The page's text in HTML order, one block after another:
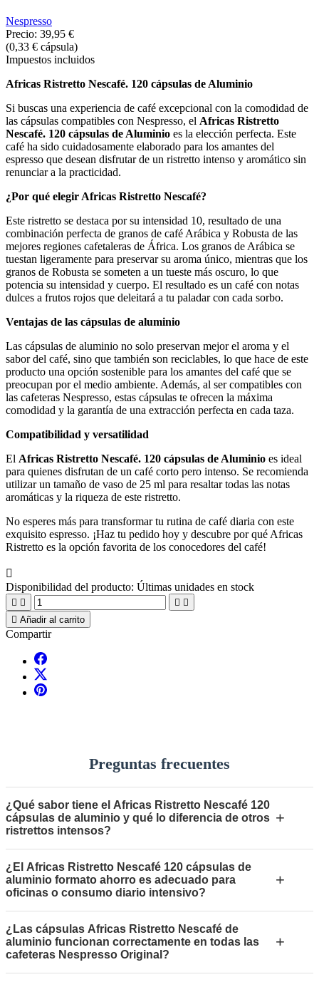
Nespresso
Precio: 39,95 €
(0,33 € cápsula)
Impuestos incluidos
Africas Ristretto Nescafé. 120 cápsulas de Aluminio
Si buscas una experiencia de café excepcional con la comodidad de
las cápsulas compatibles con Nespresso, el Africas Ristretto
Nescafé. 120 cápsulas de Aluminio es la elección perfecta. Este
café ha sido cuidadosamente elaborado para los amantes del
espresso que desean disfrutar de un ristretto intenso y aromático sin
renunciar a la practicidad.
¿Por qué elegir Africas Ristretto Nescafé?
Este ristretto se destaca por su intensidad 10, resultado de una
combinación perfecta de granos de café Arábica y Robusta de las
mejores regiones cafetaleras de África. Los granos de Arábica se
tuestan ligeramente para preservar su aroma único, mientras que los
granos de Robusta se someten a un tueste más oscuro, lo que
potencia su intensidad y cuerpo. El resultado es un café con notas
dulces a frutos rojos que deleitará a tu paladar con cada sorbo.
Ventajas de las cápsulas de aluminio
Las cápsulas de aluminio no solo preservan mejor el aroma y el
sabor del café, sino que también son reciclables, lo que hace de este
producto una opción sostenible para los amantes del café que se
preocupan por el medio ambiente. Además, al ser compatibles con
las cafeteras Nespresso, estas cápsulas te ofrecen la máxima
comodidad y la garantía de una extracción perfecta en cada taza.
Compatibilidad y versatilidad
El Africas Ristretto Nescafé. 120 cápsulas de Aluminio es ideal
para quienes disfrutan de un café corto pero intenso. Se recomienda
utilizar un tamaño de vaso de 25 ml para resaltar todas las notas
aromáticas y la riqueza de este ristretto.
No esperes más para transformar tu rutina de café diaria con este
exquisito espresso. ¡Haz tu pedido hoy y descubre por qué Africas
Ristretto es la opción favorita de los conocedores del café!

Disponibilidad del producto: Últimas unidades en stock
   
 Añadir al carrito
Compartir
Preguntas frecuentes
¿Qué sabor tiene el Africas Ristretto Nescafé 120
cápsulas de aluminio y qué lo diferencia de otros
ristrettos intensos?
+
¿El Africas Ristretto Nescafé 120 cápsulas de
aluminio formato ahorro es adecuado para
oficinas o consumo diario intensivo?
+
¿Las cápsulas Africas Ristretto Nescafé de
aluminio funcionan correctamente en todas las
cafeteras Nespresso Original?
+